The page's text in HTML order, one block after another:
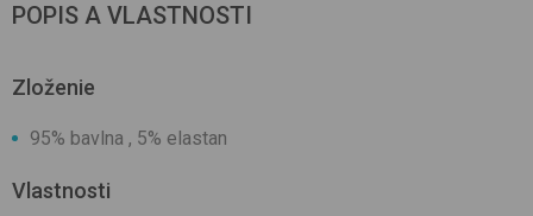
POPIS A VLASTNOSTI
Zloženie
95% bavlna , 5% elastan
Vlastnosti